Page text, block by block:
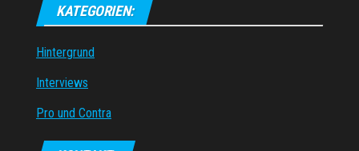
KATEGORIEN:
Hintergrund
Interviews
Pro und Contra